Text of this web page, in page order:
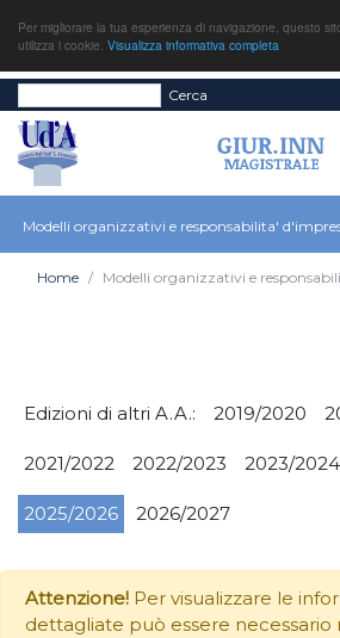
Per migliorare la tua esperienza di navigazione, questo
utilizza i cookie. Visualizza informativa completa
Cerca
Modelli organizzativi e responsabilita'
Home Modelli organizzativi e
Edizioni di altri A.A.: 2019/2020
2021/2022 2022/2023 2023/2024
2025/2026 2026/2027
Attenzione! Per visualizzare le
dettagliate può essere necessario